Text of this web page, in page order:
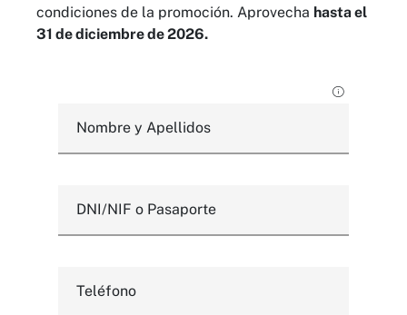
condiciones de la promoción. Aprovecha hasta el
31 de diciembre de 2026.
Nombre y Apellidos
DNI/NIF o Pasaporte
Teléfono